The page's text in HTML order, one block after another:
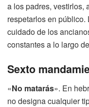
a los padres, vestirlos,
respetarlos en
cuidado de los
constantes a lo largo
Sexto
«No matarás». En
no designa cualquier